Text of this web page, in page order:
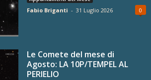
Fabio Briganti - 31 Luglio 2026 0
Le Comete del mese di
Agosto: LA 10P/TEMPEL AL
PERIELIO